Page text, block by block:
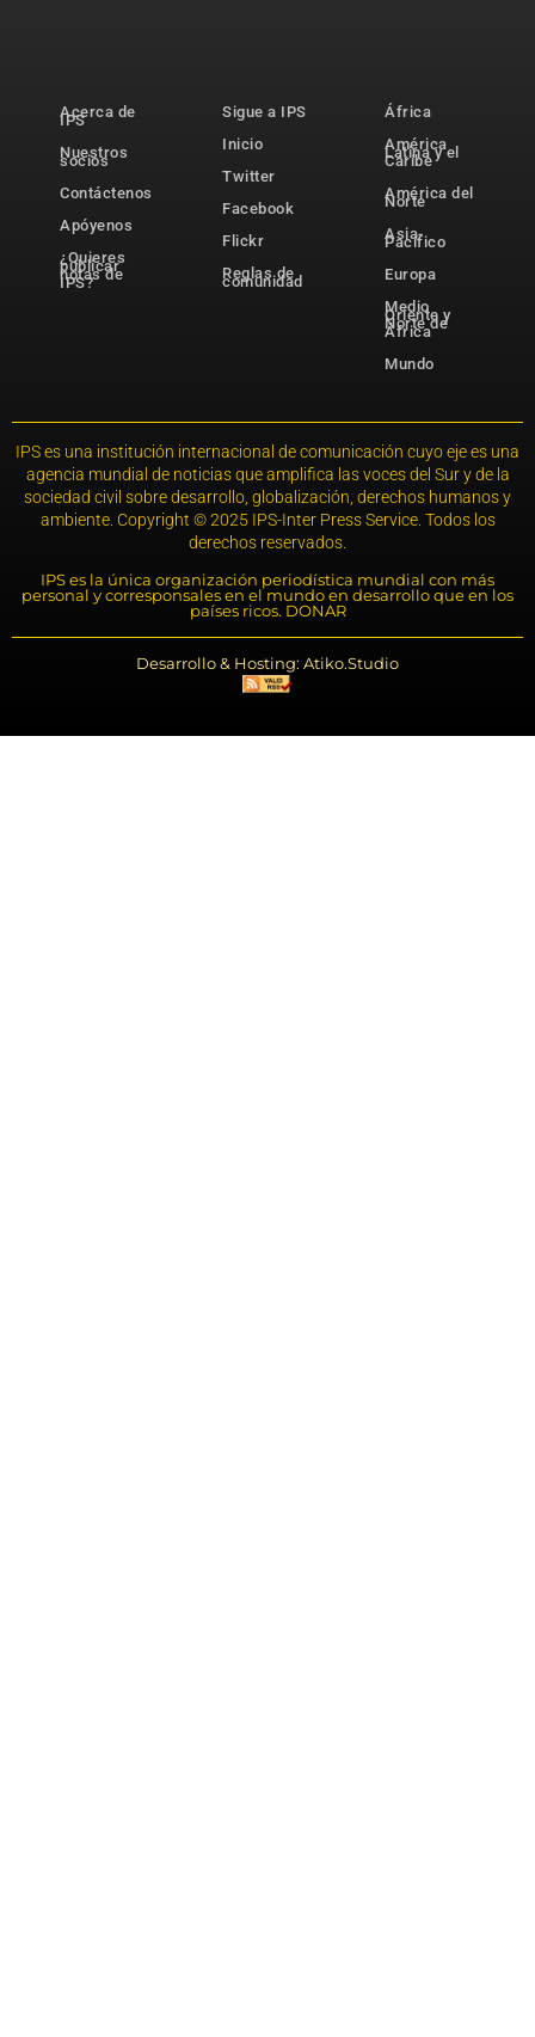
Acerca de
IPS
Nuestros
socios
Contáctenos
Apóyenos
¿Quieres
publicar
notas de
IPS?
Sigue a IPS
Inicio
Twitter
Facebook
Flickr
Reglas de
comunidad
África
América
Latina y el
Caribe
América del
Norte
Asia-
Pacífico
Europa
Medio
Oriente y
Norte de
África
Mundo
IPS es una institución internacional de comunicación cuyo eje es una
agencia mundial de noticias que amplifica las voces del Sur y de la
sociedad civil sobre desarrollo, globalización, derechos humanos y
ambiente. Copyright © 2025 IPS-Inter Press Service. Todos los
derechos reservados.
IPS es la única organización periodística mundial con más
personal y corresponsales en el mundo en desarrollo que en los
países ricos. DONAR
Desarrollo & Hosting: Atiko.Studio